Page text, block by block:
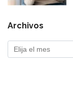
Archivos